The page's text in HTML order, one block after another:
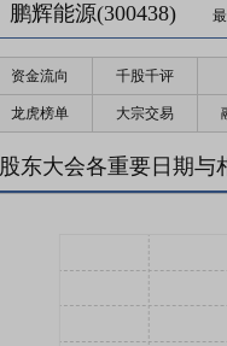
鹏辉能源(300438)
资金流向 千股千评
龙虎榜单 大宗交易
股东大会各重要日期与